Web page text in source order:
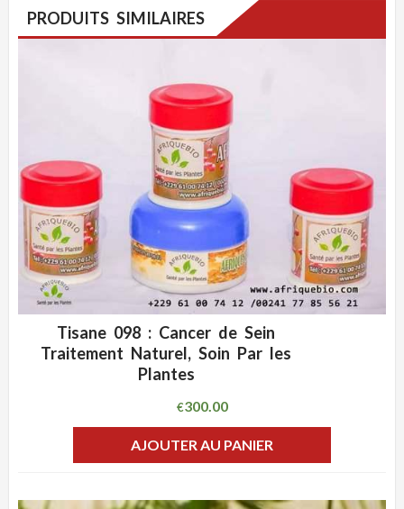
PRODUITS SIMILAIRES
ADD WISHLIST
Tisane 098 : Cancer de Sein
Traitement Naturel, Soin Par les
Plantes
€300.00
AJOUTER AU PANIER